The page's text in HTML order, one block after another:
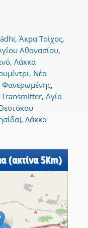
, Άκρα Τοίχος,
Αθανασίου,
, Λάκκα
, Νέα
,
, Αγία
, Λάκκα
(ακτίνα 5Km)